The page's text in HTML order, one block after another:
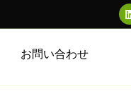
お問い合わせ